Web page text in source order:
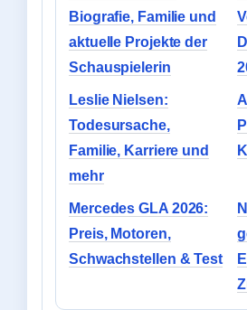
Biografie, Familie und
aktuelle Projekte der
Schauspielerin
Leslie Nielsen:
Todesursache,
Familie, Karriere und
mehr
Mercedes GLA 2026:
Preis, Motoren,
Schwachstellen & Test